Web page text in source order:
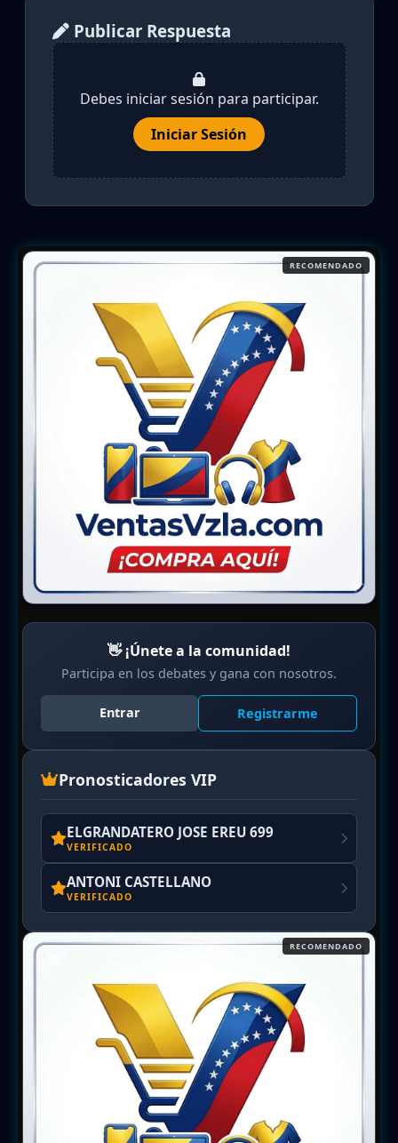
Publicar Respuesta
Debes iniciar sesión para participar.
Iniciar Sesión
RECOMENDADO
👋 ¡Únete a la comunidad!
Participa en los debates y gana con nosotros.
Entrar Registrarme
Pronosticadores VIP
ELGRANDATERO JOSE EREU 699
VERIFICADO
ANTONI CASTELLANO
VERIFICADO
RECOMENDADO